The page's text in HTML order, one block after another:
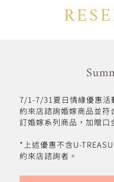
7/1-7/31夏日情緣優惠活
約來店諮詢婚嫁商品並
訂婚嫁系列商品，加贈口
*上述優惠不含U-
約來店諮詢者。